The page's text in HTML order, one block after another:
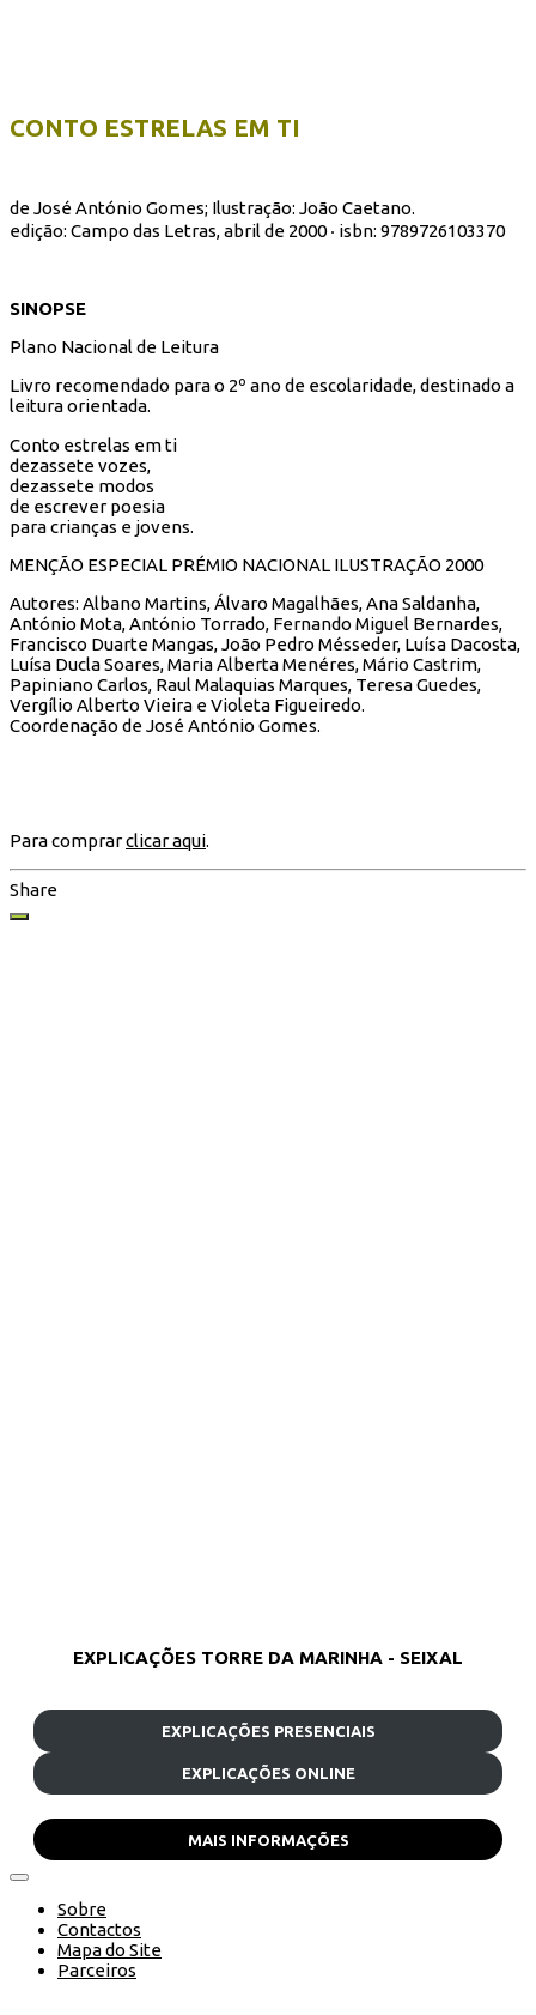
CONTO ESTRELAS EM TI
de José António Gomes; Ilustração: João Caetano.
edição: Campo das Letras, abril de 2000 ‧ isbn: 9789726103370
SINOPSE
Plano Nacional de Leitura
Livro recomendado para o 2º ano de escolaridade, destinado a
leitura orientada.
Conto estrelas em ti
dezassete vozes,
dezassete modos
de escrever poesia
para crianças e jovens.
MENÇÃO ESPECIAL PRÉMIO NACIONAL ILUSTRAÇÃO 2000
Autores: Albano Martins, Álvaro Magalhães, Ana Saldanha,
António Mota, António Torrado, Fernando Miguel Bernardes,
Francisco Duarte Mangas, João Pedro Mésseder, Luísa Dacosta,
Luísa Ducla Soares, Maria Alberta Menéres, Mário Castrim,
Papiniano Carlos, Raul Malaquias Marques, Teresa Guedes,
Vergílio Alberto Vieira e Violeta Figueiredo.
Coordenação de José António Gomes.
Para comprarclicar aqui.
Share
EXPLICAÇÕES TORRE DA MARINHA - SEIXAL
EXPLICAÇÕES PRESENCIAIS
EXPLICAÇÕES ONLINE
MAIS INFORMAÇÕES
Sobre
Contactos
Mapa do Site
Parceiros